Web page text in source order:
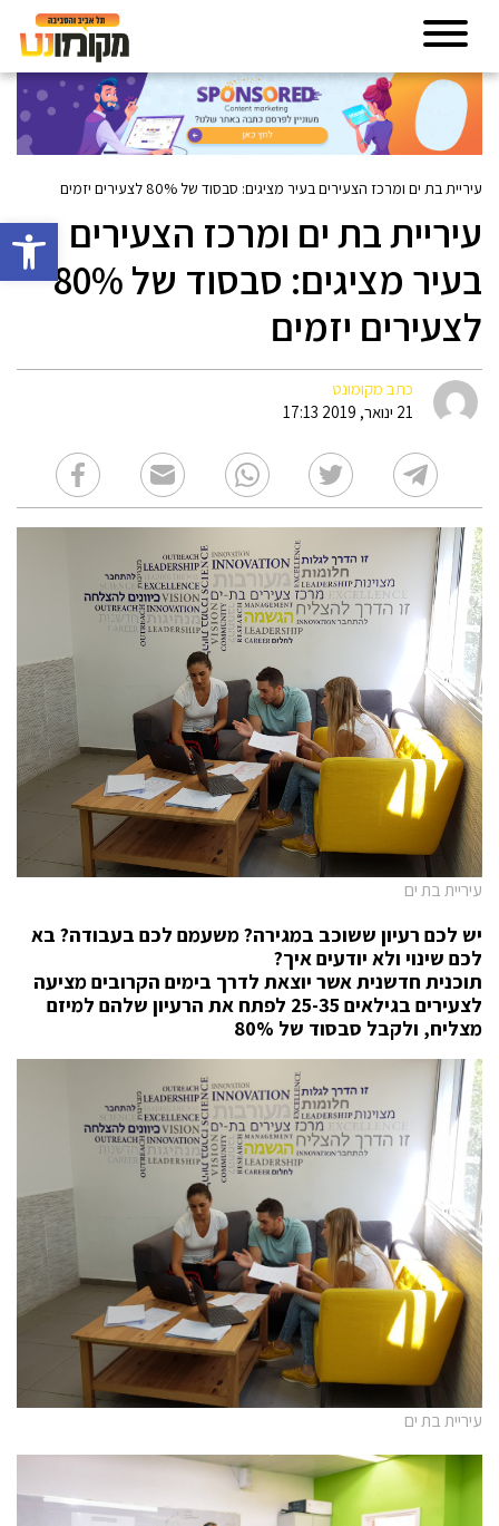
פתח
עיריית בת ים ומרכז הצעירים בעיר מציגים: סבסוד של 80% לצעירים יזמים
עיריית בת ים ומרכז הצעירים
בעיר מציגים: סבסוד של 80%
לצעירים יזמים
כתב מקומונט
21 ינואר, 2019 17:13
עיריית בת ים
יש לכם רעיון ששוכב במגירה? משעמם לכם בעבודה? בא
לכם שינוי ולא יודעים איך?
תוכנית חדשנית אשר יוצאת לדרך בימים הקרובים מציעה
לצעירים בגילאים 25-35 לפתח את הרעיון שלהם למיזם
מצליח, ולקבל סבסוד של 80%
עיריית בת ים